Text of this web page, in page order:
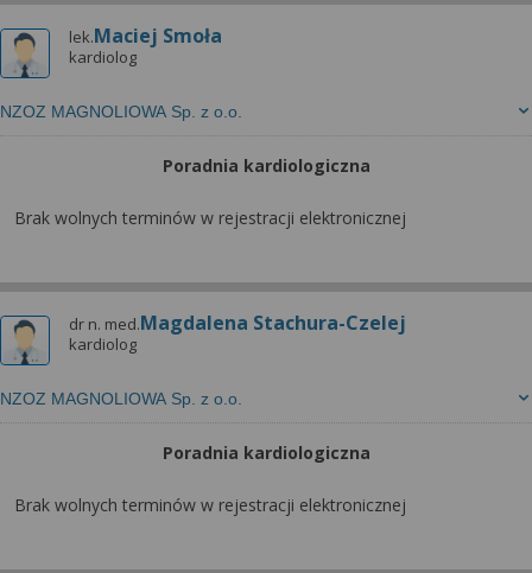
lek.Maciej Smoła
kardiolog
NZOZ MAGNOLIOWA Sp. z o.o.
Poradnia kardiologiczna
Brak wolnych terminów w rejestracji elektronicznej
dr n. med.Magdalena Stachura-Czelej
kardiolog
NZOZ MAGNOLIOWA Sp. z o.o.
Poradnia kardiologiczna
Brak wolnych terminów w rejestracji elektronicznej